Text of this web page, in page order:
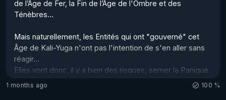
de l’Âge de Fer, la Fin de l’Âge de l'Ombre et des
Ténèbres…
Mais naturellement, les Entités qui ont "gouverné" cet
Âge de Kali-Yuga n'ont pas l'intention de s'en aller sans
réagir…
Elles vont donc, il y a bien des risques, semer la Panique
dans le peuple de la Terre…
1 months ago 100 %